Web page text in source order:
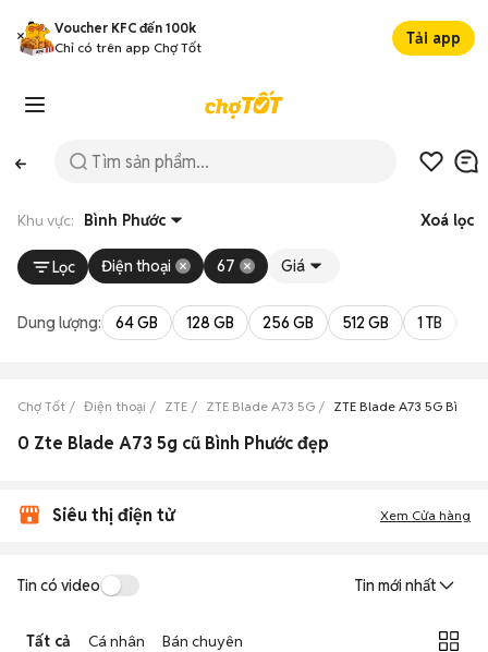
Voucher KFC đến 100k
Chỉ có trên app Chợ Tốt
Tải app
Khu vực: Bình Phước Xoá lọc
Lọc Điện thoại 67 Giá
Dung lượng: 64 GB 128 GB 256 GB 512 GB 1 TB
Chợ Tốt Điện thoại ZTE ZTE Blade A73 5G ZTE Blade A73 5G Bình
0 Zte Blade A73 5g cũ Bình Phước đẹp
Siêu thị điện tử Xem Cửa hàng
Tin có video Tin mới nhất
Tất cả Cá nhân Bán chuyên